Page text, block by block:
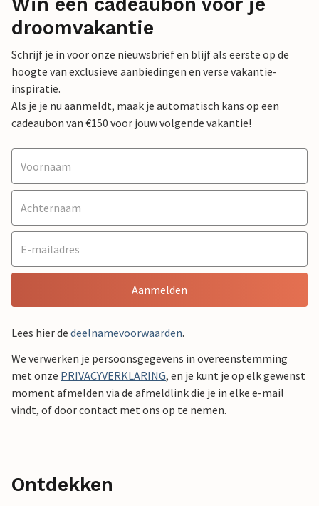
droomvakantie
Schrijf je in voor onze nieuwsbrief en blijf als eerste op de
hoogte van exclusieve aanbiedingen en verse vakantie-
inspiratie.
Als je je nu aanmeldt, maak je automatisch kans op een
cadeaubon van €150 voor jouw volgende vakantie!
Aanmelden
Lees hier de deelnamevoorwaarden.
We verwerken je persoonsgegevens in overeenstemming
met onze PRIVACYVERKLARING, en je kunt je op elk gewenst
moment afmelden via de afmeldlink die je in elke e-mail
vindt, of door contact met ons op te nemen.
Ontdekken